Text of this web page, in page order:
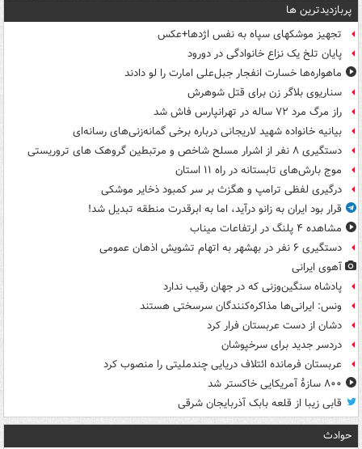
پربازدیدترین ها
تجهیز موشکهای سپاه به نفس اژدها+عکس
پایان تلخ یک نزاع خانوادگی در دورود
ماهواره‌ها خسارت انفجار جبل‌علی امارت را لو دادند
سناریوی بلاگر زن برای قتل شوهرش
راز مرگ مرد ۷۲ ساله در تهرانپارس فاش شد
بیانیه خانواده شهید لاریجانی درباره برخی گمانه‌زنی‌های رسانه‌ای
دستگیری ۸ نفر از اشرار مسلح شاخص و مرتبطین گروهک های تروریستی
موج بارش‌های تابستانه در راه ۱۱ استان
درگیری لفظی ترامپ و هگزث بر سر کمبود ذخایر موشکی
قرار بود ایران به زانو درآید، اما به ابرقدرت منطقه تبدیل شد!
مشاهده ۴ پلنگ در ارتفاعات میناب
دستگیری ۶ نفر در بهشهر به اتهام تشویش اذهان عمومی
آهوی ایرانی
پادشاه سنگین‌وزنی که در جهان رقیب ندارد
ونس: ایرانی‌ها مذاکره‌کنندگان سرسختی هستند
دشان از دست عربستان فرار کرد
دردسر جدید برای سرخپوشان
عربستان فرمانده ائتلاف دریایی چندملیتی را منصوب کرد
۸۰۰ سازۀ آمریکایی خاکستر شد
قابی زیبا از قلعه بابک آذربایجان شرقی
حوادث